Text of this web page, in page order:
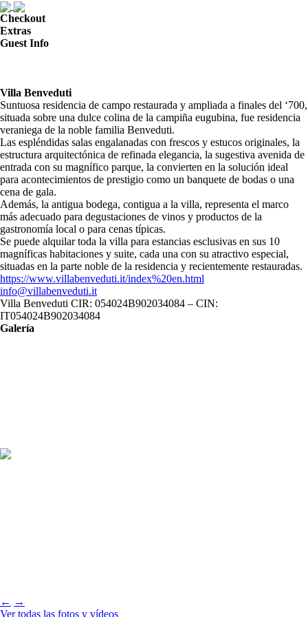
Checkout
Extras
Guest Info
Villa Benveduti
Suntuosa residencia de campo restaurada y ampliada a finales del ‘700,
situada sobre una dulce colina de la campiña eugubina, fue residencia
veraniega de la noble familia Benveduti.
Las espléndidas salas engalanadas con frescos y estucos originales, la
estructura arquitectónica de refinada elegancia, la sugestiva avenida de
entrada con su magnífico parque, la convierten en la solución ideal
para acontecimientos de prestigio como un banquete de bodas o una
cena de gala.
Además, la antigua bodega, contigua a la villa, representa el marco
más adecuado para degustaciones de vinos y productos de la
gastronomía local o para cenas típicas.
Se puede alquilar toda la villa para estancias esclusivas en sus 10
magníficas habitaciones y suite, cada una con su atractivo especial,
situadas en la parte noble de la residencia y recientemente restauradas.
https://www.villabenveduti.it/index%20en.html
info@villabenveduti.it
Villa Benveduti CIR: 054024B902034084 – CIN:
IT054024B902034084
Galería
← →
Ver todas las fotos y vídeos